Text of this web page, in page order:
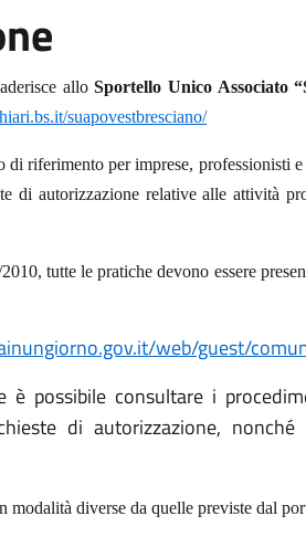
alloSportello Unico Associato
suapovestbresciano/
riferimento per imprese, professionisti
di autorizzazione relative alle attività
tutte le pratiche devono essere
web/guest/
è possibile consultare i
di autorizzazione,
modalità diverse da quelle previste dal